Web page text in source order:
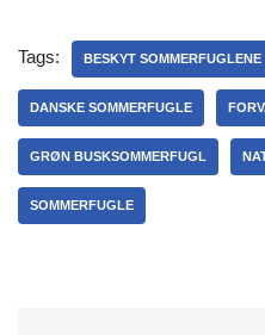
Tags: BESKYT SOMMERFUGLENE
DANSKE SOMMERFUGLE
GRØN BUSKSOMMERFUGL
SOMMERFUGLE